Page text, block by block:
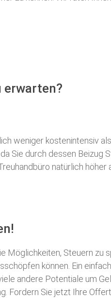
erwarten?
weniger kostenintensiv
Sie durch dessen Beizug
natürlich
Möglichkeiten, Steuern zu
können. Ein
andere Potentiale um
Fordern Sie jetzt Ihre